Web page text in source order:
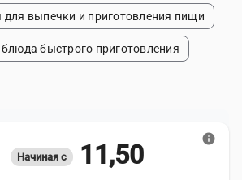
для выпечки и приготовления пищи
быстрого приготовления
Начиная с 11,50 ₪
info